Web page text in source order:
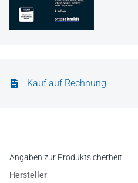
Kauf auf Rechnung
Angaben zur Produktsicherheit
Hersteller